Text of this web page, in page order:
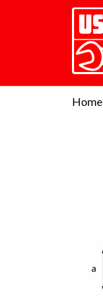
Home